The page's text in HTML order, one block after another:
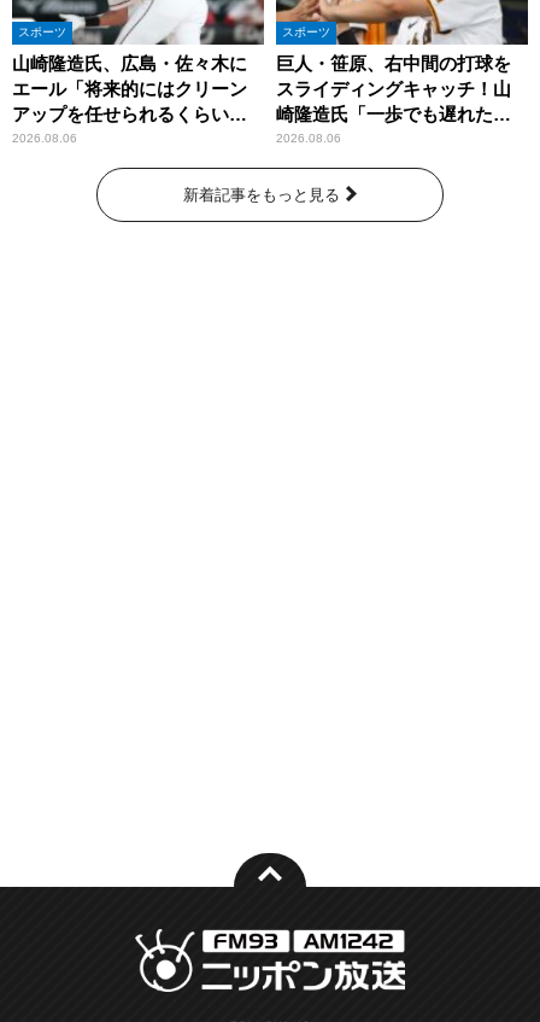
スポーツ
山崎隆造氏、広島・佐々木に
エール「将来的にはクリーン
アップを任せられるくらいま
では成長して」
2026.08.06
スポーツ
巨人・笹原、右中間の打球を
スライディングキャッチ！山
崎隆造氏「一歩でも遅れた
ら…」
2026.08.06
新着記事をもっと見る